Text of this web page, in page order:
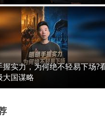
握实力，为何绝不轻易下场?
大国谋略